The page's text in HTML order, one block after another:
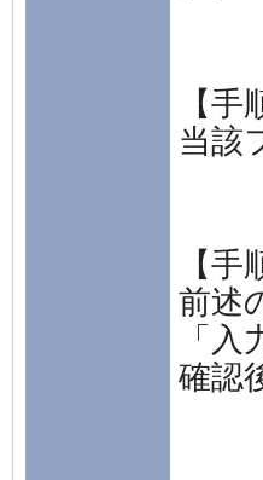
【手
当該
【手
前述
「
確認